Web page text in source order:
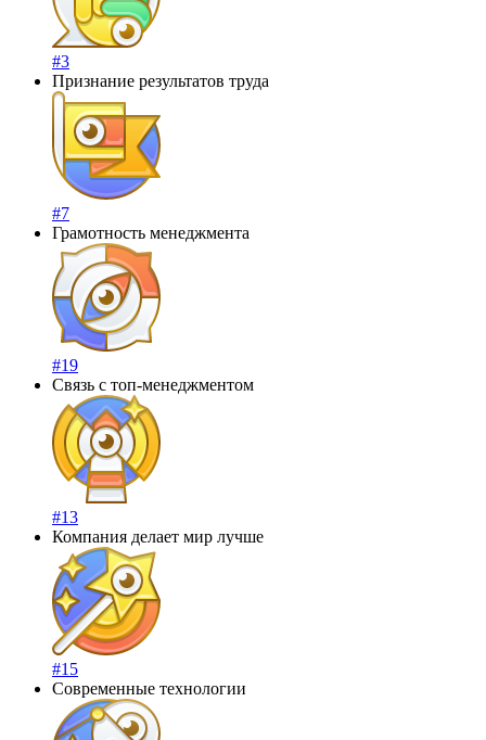
#3
Признание результатов труда
#7
Грамотность менеджмента
#19
Связь с топ-менеджментом
#13
Компания делает мир лучше
#15
Современные технологии